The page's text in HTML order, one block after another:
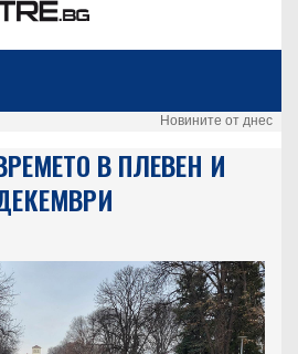
Новините от днес
В ПЛЕВЕН И